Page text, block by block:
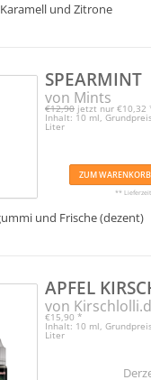
und Zitrone
SPEARMINT
von Mints
€12,90 jetzt nur €10,32
Inhalt: 10 ml,
Liter
ZUM
**
und Frische (dezent)
APFEL
von
€15,90 *
Inhalt: 10 ml,
Liter